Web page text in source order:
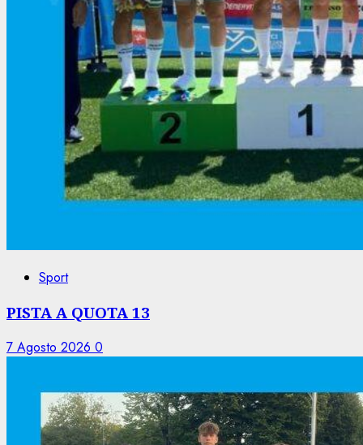
Sport
PISTA A QUOTA 13
7 Agosto 2026 0